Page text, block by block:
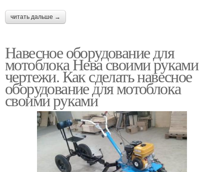
читать дальше →
Навесное оборудование для
мотоблока Нева своими руками
чертежи. Как сделать навесное
оборудование для мотоблока
своими руками